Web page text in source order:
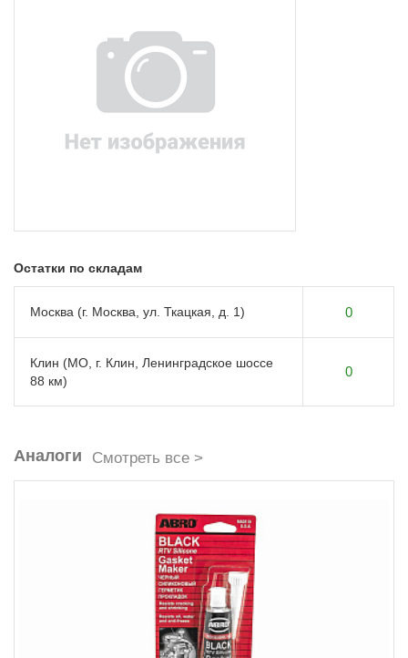
Остатки по складам
Москва (г. Москва, ул. Ткацкая, д. 1) 0
Клин (МО, г. Клин, Ленинградское шоссе
88 км)
0
Аналоги Смотреть все >